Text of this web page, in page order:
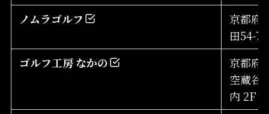
ノムラゴルフ
京都府
田54-7
ゴルフ工房 なかの
京都府
空蔵谷
内 2F